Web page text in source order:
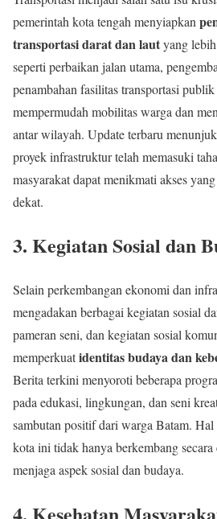
pemerintah kota tengah menyiapkan
transportasi darat dan lautyang
seperti perbaikan jalan utama,
penambahan fasilitas transportasi
mempermudah mobilitas warga dan
antar wilayah. Update terbaru
proyek infrastruktur telah memasuki
masyarakat dapat menikmati akses
dekat.
3. Kegiatan Sosial dan
Selain perkembangan ekonomi dan
mengadakan berbagai kegiatan sosial
pameran seni, dan kegiatan sosial
memperkuatidentitas budaya dan
Berita terkini menyoroti beberapa
pada edukasi, lingkungan, dan seni
sambutan positif dari warga Batam.
kota ini tidak hanya berkembang
menjaga aspek sosial dan budaya.